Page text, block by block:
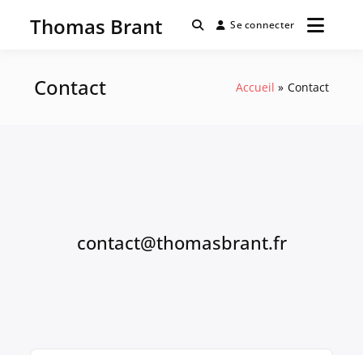
Thomas Brant Se connecter
Contact Accueil Contact
contact@thomasbrant.fr